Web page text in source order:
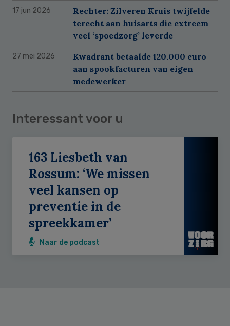
17 jun 2026
Rechter: Zilveren Kruis twijfelde
terecht aan huisarts die extreem
veel ‘spoedzorg’ leverde
27 mei 2026
Kwadrant betaalde 120.000 euro
aan spookfacturen van eigen
medewerker
Interessant voor u
163 Liesbeth van
Rossum: ‘We missen
veel kansen op
preventie in de
spreekkamer’
Naar de podcast